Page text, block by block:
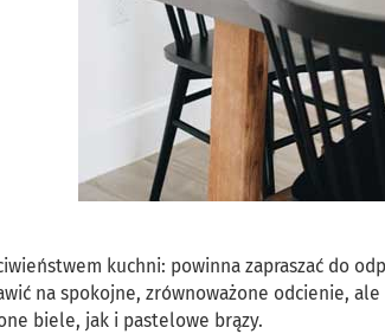
kuchni: powinna zapraszać do
na spokojne, zrównoważone odcienie,
biele, jak i pastelowe brązy.